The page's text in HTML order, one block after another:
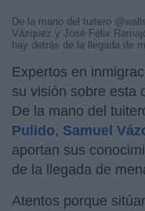
De la mano del tuitero
Vázquez y José Félix
hay detrás de la llegada de
Expertos en
su visión sobre esta
De la mano del
Pulido, Samuel
aportan sus
de la llegada de
Atentos porque